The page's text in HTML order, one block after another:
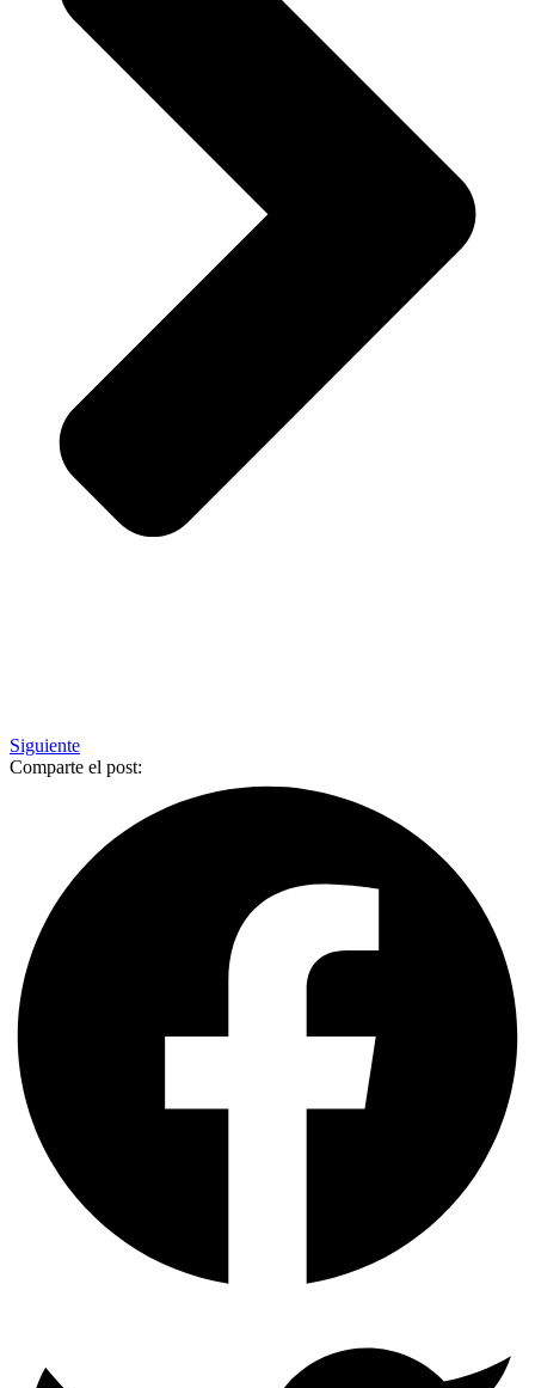
Siguiente
Comparte el post: